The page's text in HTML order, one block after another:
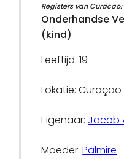
Registers van Curacao:
Onderhandse
(kind)
Leeftijd: 19
Lokatie: Curaçao
Eigenaar: Jacob
Moeder:Palmire